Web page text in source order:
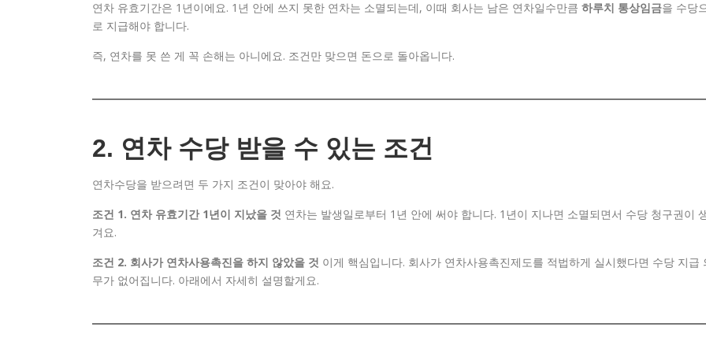
연차 유효기간은 1년이에요. 1년 안에 쓰지 못한 연차는 소멸되는데, 이때 회사는 남은 연차일수만큼 하루치 통상임금을 수당
로 지급해야 합니다.
즉, 연차를 못 쓴 게 꼭 손해는 아니에요. 조건만 맞으면 돈으로 돌아옵니다.
2. 연차 수당 받을 수 있는 조건
연차수당을 받으려면 두 가지 조건이 맞아야 해요.
조건 1. 연차 유효기간 1년이 지났을 것 연차는 발생일로부터 1년 안에 써야 합니다. 1년이 지나면 소멸되면서 수당 청구권이
겨요.
조건 2. 회사가 연차사용촉진을 하지 않았을 것 이게 핵심입니다. 회사가 연차사용촉진제도를 적법하게 실시했다면 수당 지급
무가 없어집니다. 아래에서 자세히 설명할게요.